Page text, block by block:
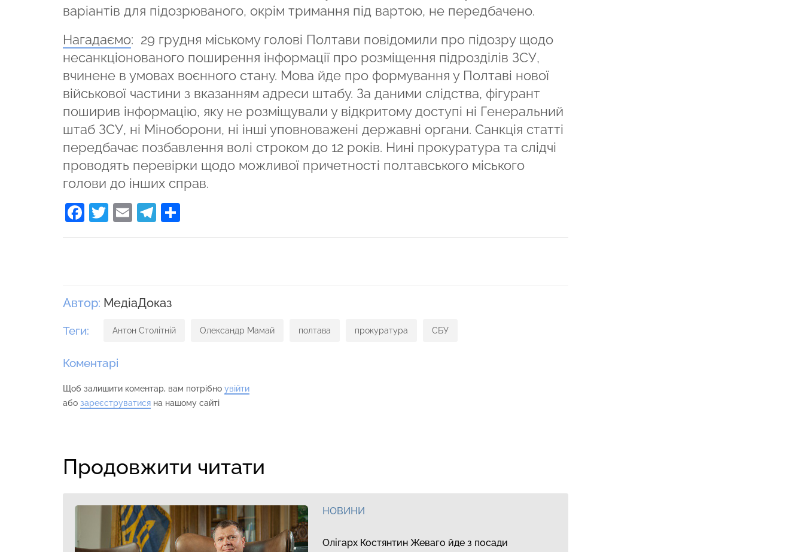
варіантів для підозрюваного, окрім тримання під вартою, не передбачено.
Нагадаємо: 29 грудня міському голові Полтави повідомили про підозру щодо
несанкціонованого поширення інформації про розміщення підрозділів ЗСУ,
вчинене в умовах воєнного стану. Мова йде про формування у Полтаві нової
військової частини з вказанням адреси штабу. За даними слідства, фігурант
поширив інформацію, яку не розміщували у відкритому доступі ні Генеральний
штаб ЗСУ, ні Міноборони, ні інші уповноважені державні органи. Санкція статті
передбачає позбавлення волі строком до 12 років. Нині прокуратура та слідчі
проводять перевірки щодо можливої причетності полтавського міського
голови до інших справ.
Facebook
Twitter
EmailTelegram
Поділитися
Автор: МедіаДоказ
Теги: Антон Столітній Олександр Мамай полтава прокуратура СБУ
Коментарі
Щоб залишити коментар, вам потрібно увійти
або зареєструватисяна нашому сайті
Продовжити читати
НОВИНИ
Олігарх Костянтин Жеваго йде з посади